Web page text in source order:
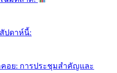
ปดาห์นี้:
อย: การประชุมสำคัญและ